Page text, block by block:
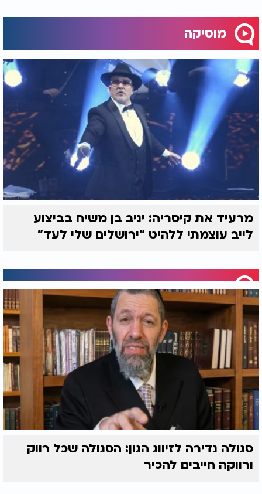
מוסיקה
מרעיד את קיסריה: יניב בן משיח בביצוע
לייב עוצמתי ללהיט "ירושלים שלי לעד"
סגולה נדירה לזיווג הגון: הסגולה שכל רווק
ורווקה חייבים להכיר